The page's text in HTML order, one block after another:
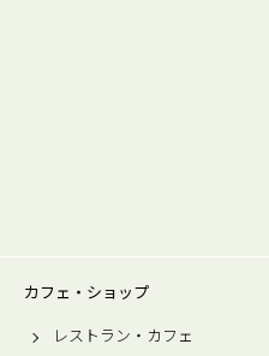
カフェ・ショップ
レストラン・カフェ